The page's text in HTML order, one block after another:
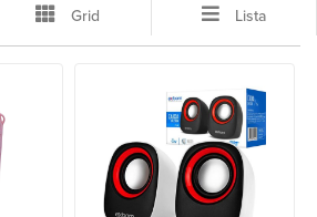
Grid Lista